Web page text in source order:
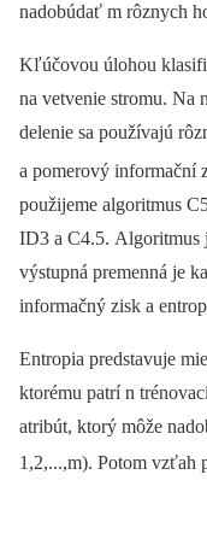
nadobúdať m rôznych
Kľúčovou úlohou
na vetvenie stromu. Na
delenie sa používajú
a pomerový informační
použijeme algoritmus
ID3 a C4.5. Algoritmus
výstupná premenná je
informačný zisk a
Entropia predstavuje
ktorému patrí n
atribút, ktorý môže
1,2,...,m). Potom vzťah